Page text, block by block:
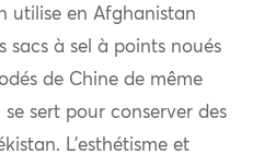
utilise en Afghanistan
sacs à sel à points noués
de Chine de même
sert pour conserver des
L’esthétisme et